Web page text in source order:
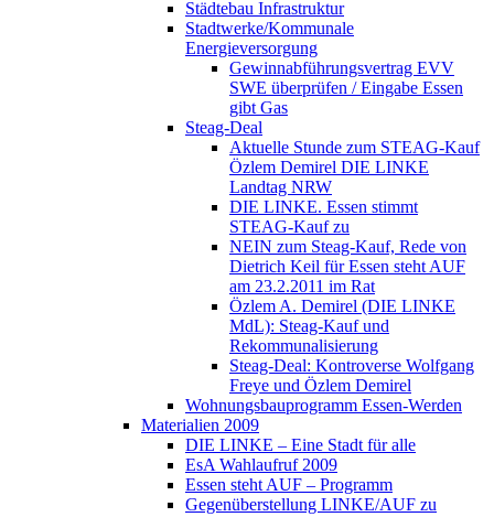
Städtebau Infrastruktur
Stadtwerke/Kommunale
Energieversorgung
Gewinnabführungsvertrag EVV
SWE überprüfen / Eingabe Essen
gibt Gas
Steag-Deal
Aktuelle Stunde zum STEAG-Kauf
Özlem Demirel DIE LINKE
Landtag NRW
DIE LINKE. Essen stimmt
STEAG-Kauf zu
NEIN zum Steag-Kauf, Rede von
Dietrich Keil für Essen steht AUF
am 23.2.2011 im Rat
Özlem A. Demirel (DIE LINKE
MdL): Steag-Kauf und
Rekommunalisierung
Steag-Deal: Kontroverse Wolfgang
Freye und Özlem Demirel
Wohnungsbauprogramm Essen-Werden
Materialien 2009
DIE LINKE – Eine Stadt für alle
EsA Wahlaufruf 2009
Essen steht AUF – Programm
Gegenüberstellung LINKE/AUF zu